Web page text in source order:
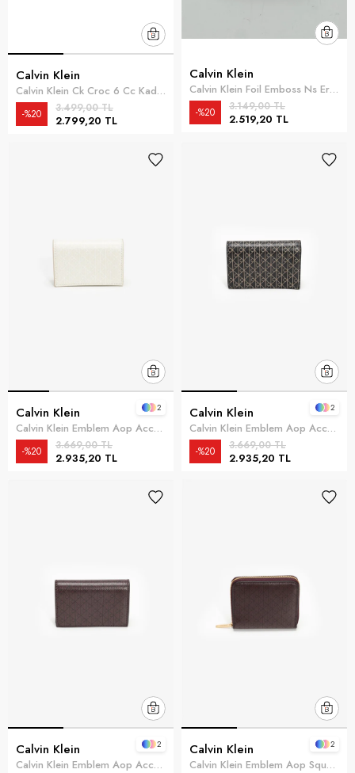
Calvin Klein
Calvin Klein Ck Croc 6 Cc Kadın Cüzdan Siyah
2.799,20 TL
3.499,00 TL
%20
Calvin Klein
Calvin Klein Foil Emboss Ns Erkek Cüzdan Siyah
2.519,20 TL
3.149,00 TL
%20
Calvin Klein
Calvin Klein Emblem Aop Accordion Kadın Cüzdan
2.935,20 TL
3.669,00 TL
%20
2 Calvin Klein
Calvin Klein Emblem Aop Accordion Kadın Cüzdan Siyah
2.935,20 TL
3.669,00 TL
%20
2
Calvin Klein
Calvin Klein Emblem Aop Accordion Kadın Cüzdan Kırmızı
2 Calvin Klein
Calvin Klein Emblem Aop Square Zip Around Kadın Cüzdan Kırmızı
2